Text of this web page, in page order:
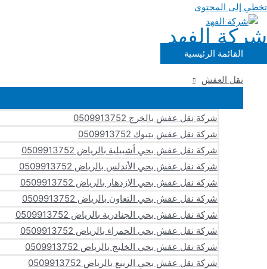
تخطي إلى المحتوى
شركة الفهد
القائمة الرئيسية
نقل العفش
شركة نقل عفش بالخرج 0509913752
شركة نقل عفش بتبوك 0509913752
شركة نقل عفش بحي أشبيلية بالرياض 0509913752
شركة نقل عفش بحي الأندلس بالرياض 0509913752
شركة نقل عفش بحي الإزدهار بالرياض 0509913752
شركة نقل عفش بحي التعاون بالرياض 0509913752
شركة نقل عفش بحي الجنادرية بالرياض 0509913752
شركة نقل عفش بحي الحمراء بالرياض 0509913752
شركة نقل عفش بحي الخليج بالرياض 0509913752
شركة نقل عفش بحي الربيع بالرياض 0509913752